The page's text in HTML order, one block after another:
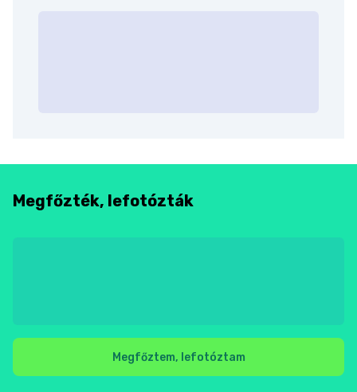
Megfőzték, lefotózták
Megfőztem, lefotóztam